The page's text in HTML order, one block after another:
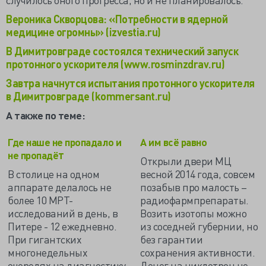
Вероника Скворцова: «Потребности в ядерной
медицине огромны» (izvestia.ru)
В Димитровграде состоялся технический запуск
протонного ускорителя (www.rosminzdrav.ru)
Завтра начнутся испытания протонного ускорителя
в Димитровграде (kommersant.ru)
А также по теме:
Где наше не пропадало и
не пропадёт
В столице на одном
аппарате делалось не
более 10 МРТ-
исследований в день, в
Питере - 12 ежедневно.
При гигантских
многонедельных
А им всё равно
Открыли двери МЦ
весной 2014 года, совсем
позабыв про малость –
радиофармпрепараты.
Возить изотопы можно
из соседней губернии, но
без гарантии
сохранения активности.